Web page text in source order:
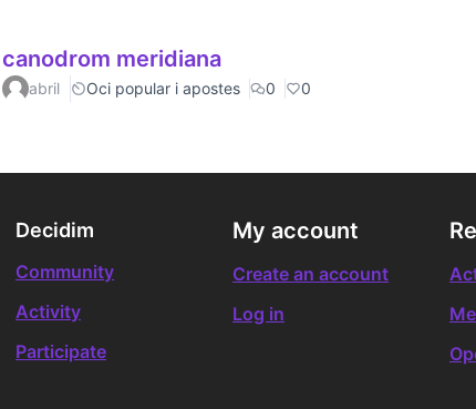
canodrom meridiana
abril Oci popular i apostes 0 0
Decidim
Community
Activity
Participate
My account
Create an account
Log in